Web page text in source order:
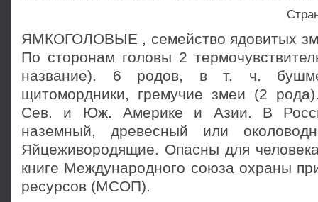
ЯМКОГОЛОВЫЕ , семейство ядовитых
По сторонам головы 2
название). 6 родов, в т. ч.
щитомордники, гремучие змеи (2
Сев. и Юж. Америке и Азии. В
наземный, древесный или
Яйцеживородящие. Опасны для
книге Международного союза охраны
ресурсов (МСОП).